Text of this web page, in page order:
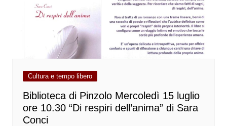
Cultura e tempo libero
Biblioteca di Pinzolo Mercoledì 15 luglio
ore 10.30 “Di respiri dell’anima” di Sara
Conci